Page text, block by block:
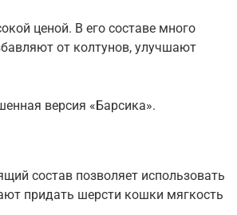
ценой. В его составе много
от колтунов, улучшают
версия «Барсика».
состав позволяет использовать
придать шерсти кошки мягкость